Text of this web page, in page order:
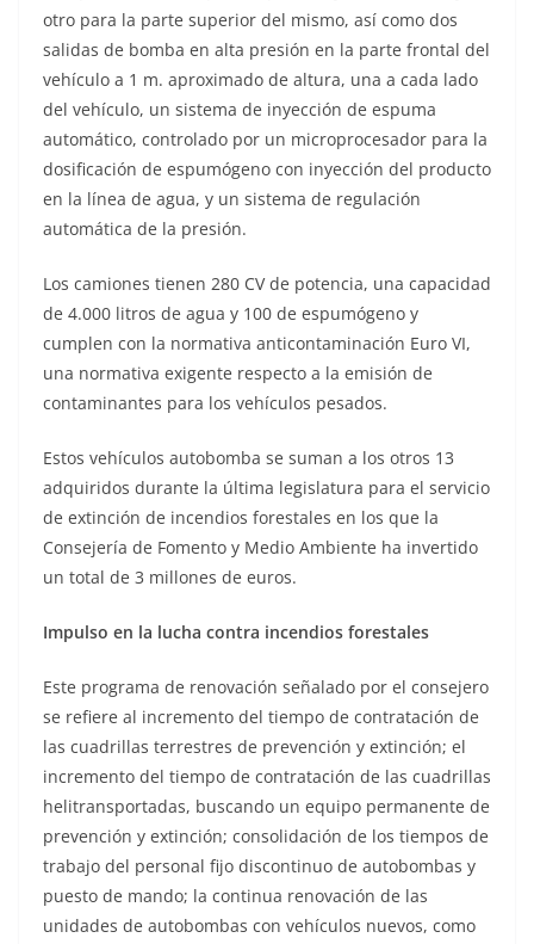
otro para la parte superior del mismo, así como dos
salidas de bomba en alta presión en la parte frontal del
vehículo a 1 m. aproximado de altura, una a cada lado
del vehículo, un sistema de inyección de espuma
automático, controlado por un microprocesador para la
dosificación de espumógeno con inyección del producto
en la línea de agua, y un sistema de regulación
automática de la presión.
Los camiones tienen 280 CV de potencia, una capacidad
de 4.000 litros de agua y 100 de espumógeno y
cumplen con la normativa anticontaminación Euro VI,
una normativa exigente respecto a la emisión de
contaminantes para los vehículos pesados.
Estos vehículos autobomba se suman a los otros 13
adquiridos durante la última legislatura para el servicio
de extinción de incendios forestales en los que la
Consejería de Fomento y Medio Ambiente ha invertido
un total de 3 millones de euros.
Impulso en la lucha contra incendios forestales
Este programa de renovación señalado por el consejero
se refiere al incremento del tiempo de contratación de
las cuadrillas terrestres de prevención y extinción; el
incremento del tiempo de contratación de las cuadrillas
helitransportadas, buscando un equipo permanente de
prevención y extinción; consolidación de los tiempos de
trabajo del personal fijo discontinuo de autobombas y
puesto de mando; la continua renovación de las
unidades de autobombas con vehículos nuevos, como